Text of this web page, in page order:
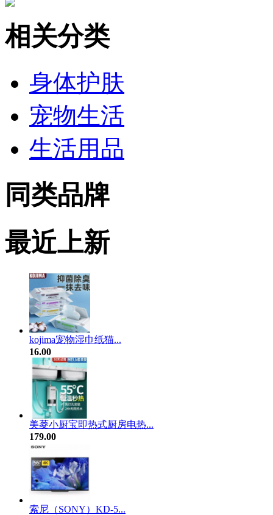
相关分类
身体护肤
宠物生活
生活用品
同类品牌
最近上新
kojima宠物湿巾纸猫...
16.00
美菱小厨宝即热式厨房电热...
179.00
索尼（SONY）KD-5...